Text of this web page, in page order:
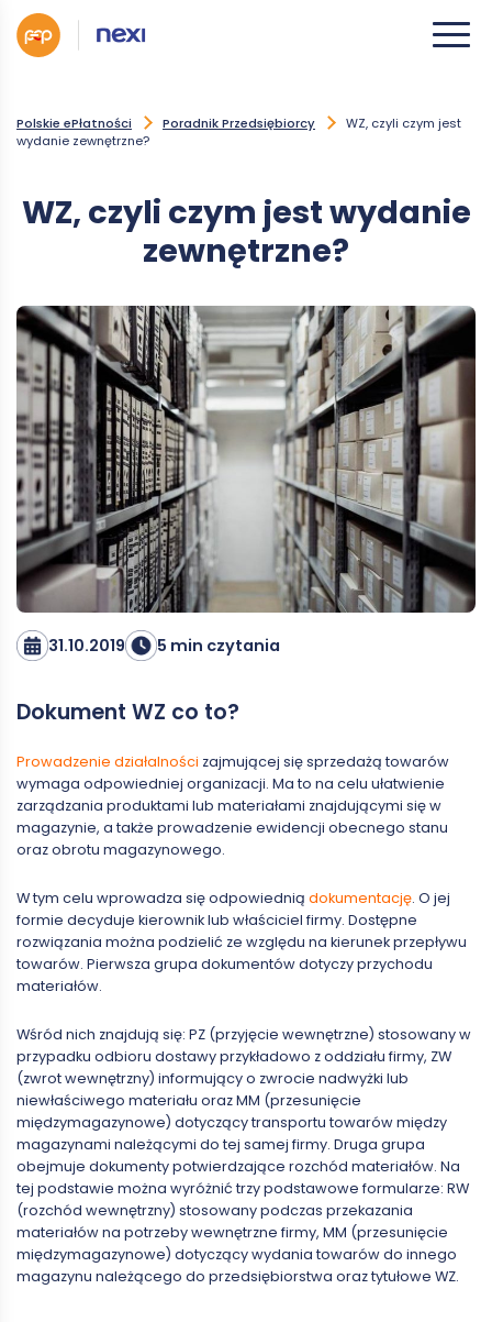
Polskie ePłatności Poradnik Przedsiębiorcy
WZ, czyli czym jest
wydanie zewnętrzne?
WZ, czyli czym jest wydanie
zewnętrzne?
31.10.2019 5 min czytania
Dokument WZ co to?
Prowadzenie działalności zajmującej się sprzedażą towarów
wymaga odpowiedniej organizacji. Ma to na celu ułatwienie
zarządzania produktami lub materiałami znajdującymi się w
magazynie, a także prowadzenie ewidencji obecnego stanu
oraz obrotu magazynowego.
W tym celu wprowadza się odpowiednią dokumentację. O jej
formie decyduje kierownik lub właściciel firmy. Dostępne
rozwiązania można podzielić ze względu na kierunek przepływu
towarów. Pierwsza grupa dokumentów dotyczy przychodu
materiałów.
Wśród nich znajdują się: PZ (przyjęcie wewnętrzne) stosowany w
przypadku odbioru dostawy przykładowo z oddziału firmy, ZW
(zwrot wewnętrzny) informujący o zwrocie nadwyżki lub
niewłaściwego materiału oraz MM (przesunięcie
międzymagazynowe) dotyczący transportu towarów między
magazynami należącymi do tej samej firmy. Druga grupa
obejmuje dokumenty potwierdzające rozchód materiałów. Na
tej podstawie można wyróżnić trzy podstawowe formularze: RW
(rozchód wewnętrzny) stosowany podczas przekazania
materiałów na potrzeby wewnętrzne firmy, MM (przesunięcie
międzymagazynowe) dotyczący wydania towarów do innego
magazynu należącego do przedsiębiorstwa oraz tytułowe WZ.